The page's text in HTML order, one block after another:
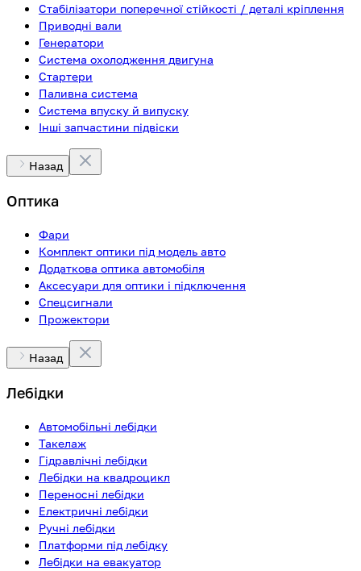
Стабілізатори поперечної стійкості / деталі кріплення
Приводні вали
Генератори
Система охолодження двигуна
Стартери
Паливна система
Система впуску й випуску
Інші запчастини підвіски
Назад
Оптика
Фари
Комплект оптики під модель авто
Додаткова оптика автомобіля
Аксесуари для оптики і підключення
Спецсигнали
Прожектори
Назад
Лебідки
Автомобільні лебідки
Такелаж
Гідравлічні лебідки
Лебідки на квадроцикл
Переносні лебідки
Електричні лебідки
Ручні лебідки
Платформи під лебідку
Лебідки на евакуатор